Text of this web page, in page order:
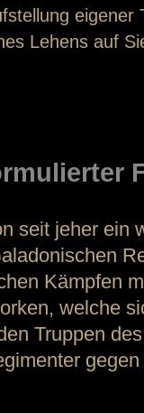
eigener
Lehens auf
seit jeher ein
Kämpfen
welche
Truppen